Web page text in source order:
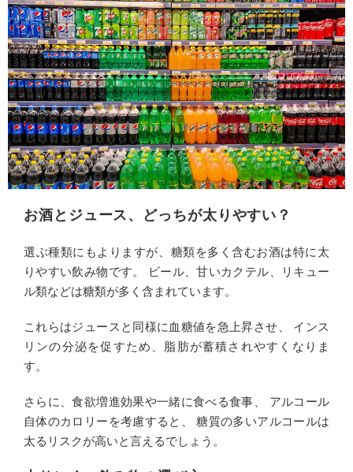
お酒とジュース、どっちが太りやすい？
選ぶ種類にもよりますが、糖類を多く含むお酒は特に太
りやすい飲み物です。 ビール、甘いカクテル、リキュー
ル類などは糖類が多く含まれています。
これらはジュースと同様に血糖値を急上昇させ、 インス
リンの分泌を促すため、脂肪が蓄積されやすくなりま
す。
さらに、食欲増進効果や一緒に食べる食事、 アルコール
自体のカロリーを考慮すると、 糖質の多いアルコールは
太るリスクが高いと言えるでしょう。